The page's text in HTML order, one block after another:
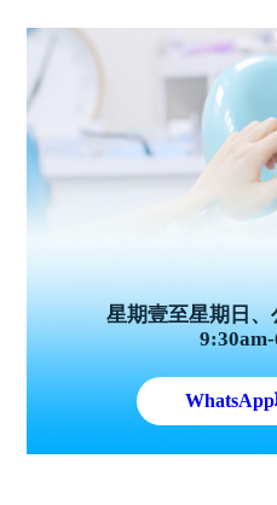
星期壹至星期日